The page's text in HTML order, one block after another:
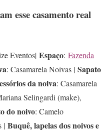
esse casamento real
Eventos| Espaço: Fazenda
: Casamarela Noivas | Sapato
da noiva: Casamarela
Selingardi (make),
do noivo: Camelo
| Buquê, lapelas dos noivos e